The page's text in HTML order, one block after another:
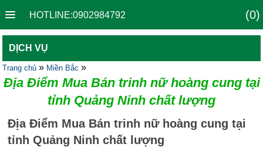
HOTLINE:0902984792 (0)
DỊCH VỤ
Trang chủ » Miền Bắc »
Địa Điểm Mua Bán trinh nữ hoàng cung tại
tỉnh Quảng Ninh chất lượng
Địa Điểm Mua Bán trinh nữ hoàng cung tại
tỉnh Quảng Ninh chất lượng